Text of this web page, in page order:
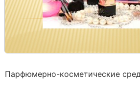
Парфюмерно-косметические